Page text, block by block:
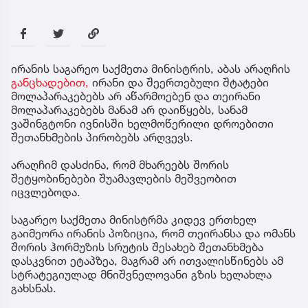
ირანის საგარეო საქმეთა მინისტრის, აბას არაღჩის
განცხადებით, ირანი და შეერთებული შტატები
მოლაპარაკებებს არ აწარმოებენ და თეირანი
მოლაპარაკებებს მანამ არ დაიწყებს, სანამ
ვაშინგტონი ივნისში ხელმოწერილი დროებითი
შეთანხმების პირობებს არღვევს.
არაღჩიმ დასძინა, რომ მხარეებს შორის
შეტყობინებები შუამავლების მეშვეობით
იცვლებოდა.
საგარეო საქმეთა მინისტრმა კიდევ ერთხელ
გაიმეორა ირანის პოზიცია, რომ თეირანსა და ომანს
შორის ჰორმუზის სრუტის შესახებ შეთანხმება
დასკვნით ეტაპზეა, მაგრამ არ ითვალისწინებს ამ
სტრატეგიულად მნიშვნელოვანი გზის ხელახლა
გახსნას.